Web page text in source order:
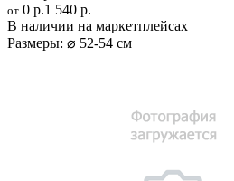
от 0 р.1 540 р.
В наличии на маркетплейсах
Размеры: ⌀ 52-54 см